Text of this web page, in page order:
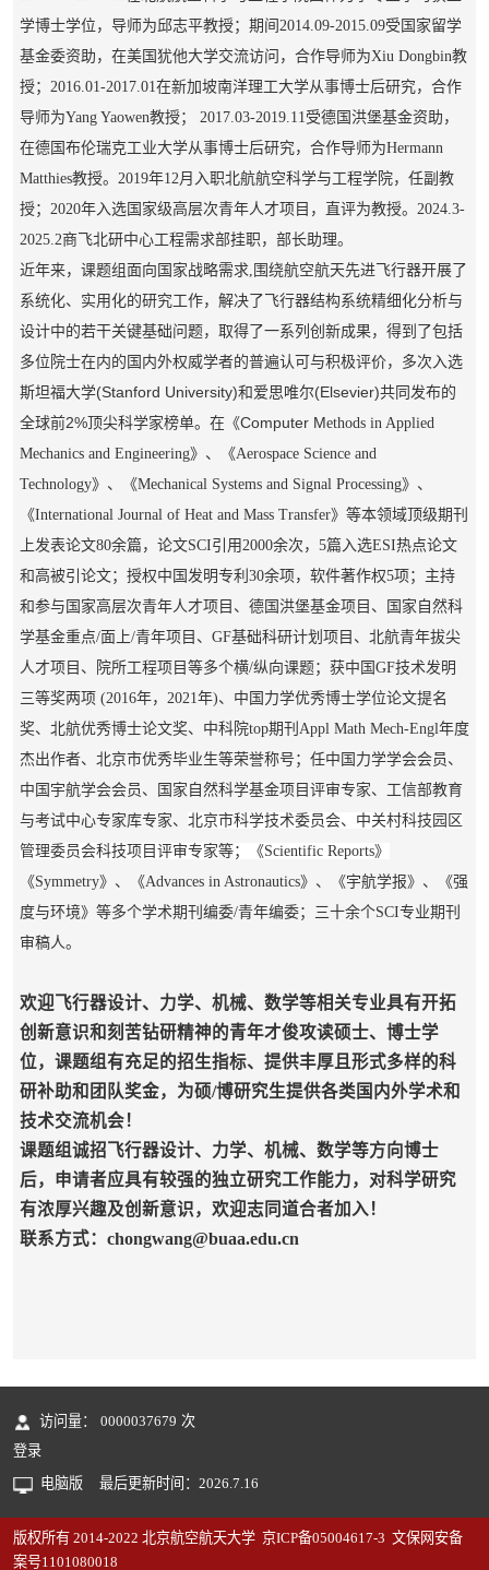
学博士学位，导师为邱志平教授；期间2014.09-2015.09受国家留学
基金委资助，在美国犹他大学交流访问，合作导师为Xiu Dongbin教
授；2016.01-2017.01在新加坡南洋理工大学从事博士后研究，合作
导师为Yang Yaowen教授； 2017.03-2019.11受德国洪堡基金资助，
在德国布伦瑞克工业大学从事博士后研究，合作导师为Hermann
Matthies教授。2019年12月入职北航航空科学与工程学院，任副教
授；2020年入选国家级高层次青年人才项目，直评为教授。2024.3-
2025.2商飞北研中心工程需求部挂职，部长助理。
近年来，课题组面向国家战略需求,围绕航空航天先进飞行器开展了
系统化、实用化的研究工作，解决了飞行器结构系统精细化分析与
设计中的若干关键基础问题，取得了一系列创新成果，得到了包括
多位院士在内的国内外权威学者的普遍认可与积极评价，多次入选
斯坦福大学(Stanford University)和爱思唯尔(Elsevier)共同发布的
全球前2%顶尖科学家榜单。在《Computer Methods in Applied
Mechanics and Engineering》、《Aerospace Science and
Technology》、《Mechanical Systems and Signal Processing》、
《International Journal of Heat and Mass Transfer》 等本领域顶级期刊
上发表论文80余篇，论文SCI引用2000余次，5篇入选ESI热点论文
和高被引论文；授权中国发明专利30余项，软件著作权5项；主持
和参与国家高层次青年人才项目、德国洪堡基金项目、国家自然科
学基金重点/面上/青年项目、GF基础科研计划项目、北航青年拔尖
人才项目、院所工程项目等多个横/纵向课题；获中国GF技术发明
三等奖两项 (2016年，2021年)、中国力学优秀博士学位论文提名
奖、北航优秀博士论文奖、中科院top期刊Appl Math Mech-Engl年度
杰出作者、北京市优秀毕业生等荣誉称号；任中国力学学会会员、
中国宇航学会会员、国家自然科学基金项目评审专家、工信部教育
与考试中心专家库专家、 北京市科学技术委员会、中关村科技园区
管理委员会科技项目评审专家等；《Scientific Reports》
《Symmetry》、《Advances in Astronautics》、《宇航学报》、《强
度与环境》 等多个学术期刊 编委/青年编委；三十余个SCI专业期刊
审稿人。
欢迎飞行器设计、 力学、机械、 数学等相关专业具有开拓
创新意识和刻苦钻研精神的青年才俊攻读硕士、博士学
位，课题组有充足的招生指标、提供丰厚且形式多样的科
研补助和团队奖金，为硕/博研究生提供各类国内外学术和
技术交流机会！
课题组诚招飞行器设计、力学、机械、数学等方向博士
后，申请者应具有较强的独立研究工作能力，对科学研究
有浓厚兴趣及创新意识，欢迎志同道合者加入！
联系方式：chongwang@buaa.edu.cn
访问量： 0000037679 次
登录
电脑版
最后更新时间： 2026.7.16
版权所有 2014-2022 北京航空航天大学 京ICP备05004617-3 文保网安备
案号1101080018